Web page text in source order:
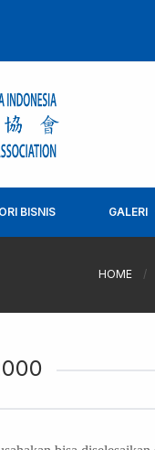
BISNIS GALERI
HOME /